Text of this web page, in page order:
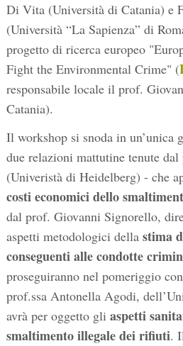
Di Vita (Università di Catania) e
(Università “La Sapienza” di
progetto di ricerca europeo "
Fight the Environmental Crime" (
responsabile locale il prof.
Catania).
Il workshop si snoda in un’unica
due relazioni mattutine tenute
(Univeristà di Heidelberg) - che
costi economici dello
dal prof. Giovanni Signorello,
aspetti metodologici della stima
conseguenti alle condotte
proseguiranno nel pomeriggio
prof.ssa Antonella Agodi,
avrà per oggetto gli aspetti
smaltimento illegale dei rifiuti.